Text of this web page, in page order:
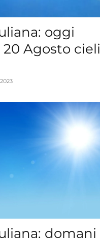
oggi
Agosto cieli
domani